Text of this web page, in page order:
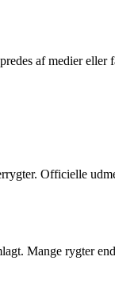
af medier eller
Officielle
Mange rygter